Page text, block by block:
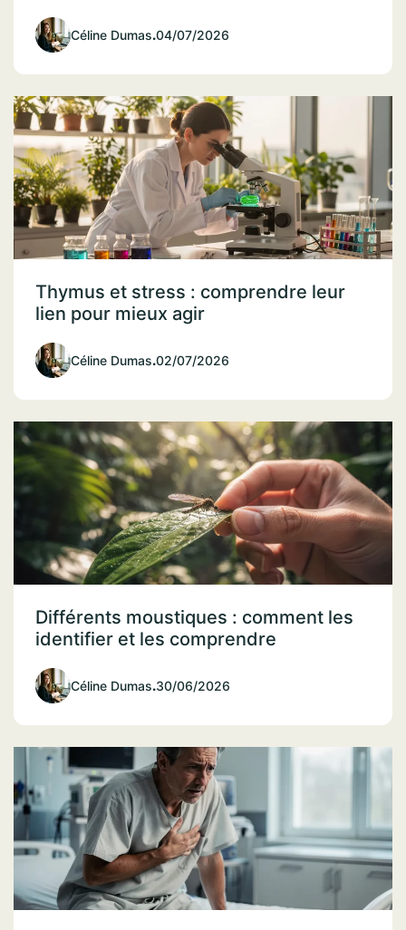
Céline Dumas.04/07/2026
Thymus et stress : comprendre leur
lien pour mieux agir
Céline Dumas.02/07/2026
Différents moustiques : comment les
identifier et les comprendre
Céline Dumas.30/06/2026